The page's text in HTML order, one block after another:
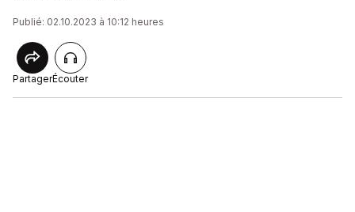
Publié: 02.10.2023 à 10:12 heures
PartagerÉcouter